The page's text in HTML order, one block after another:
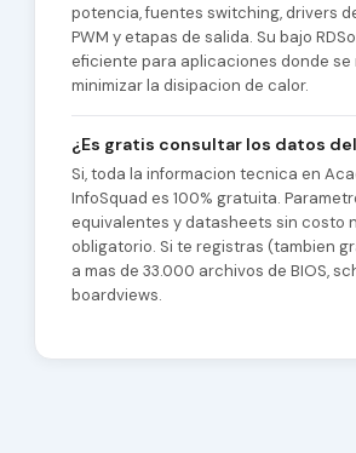
potencia, fuentes switching, drivers
PWM y etapas de salida. Su bajo
eficiente para aplicaciones donde se
minimizar la disipacion de calor.
¿Es gratis consultar los datos
Si, toda la informacion tecnica en
InfoSquad es 100% gratuita.
equivalentes y datasheets sin costo
obligatorio. Si te registras (tambien
a mas de 33.000 archivos de BIOS,
boardviews.